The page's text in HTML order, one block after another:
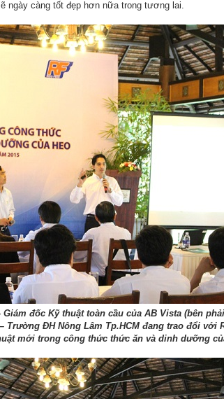
ngày càng tốt đẹp hơn nữa trong tương lai.
đốc Kỹ thuật toàn cầu của AB Vista (bên
Trường ĐH Nông Lâm Tp.HCM đang trao đổi với
mới trong công thức thức ăn và dinh dưỡng